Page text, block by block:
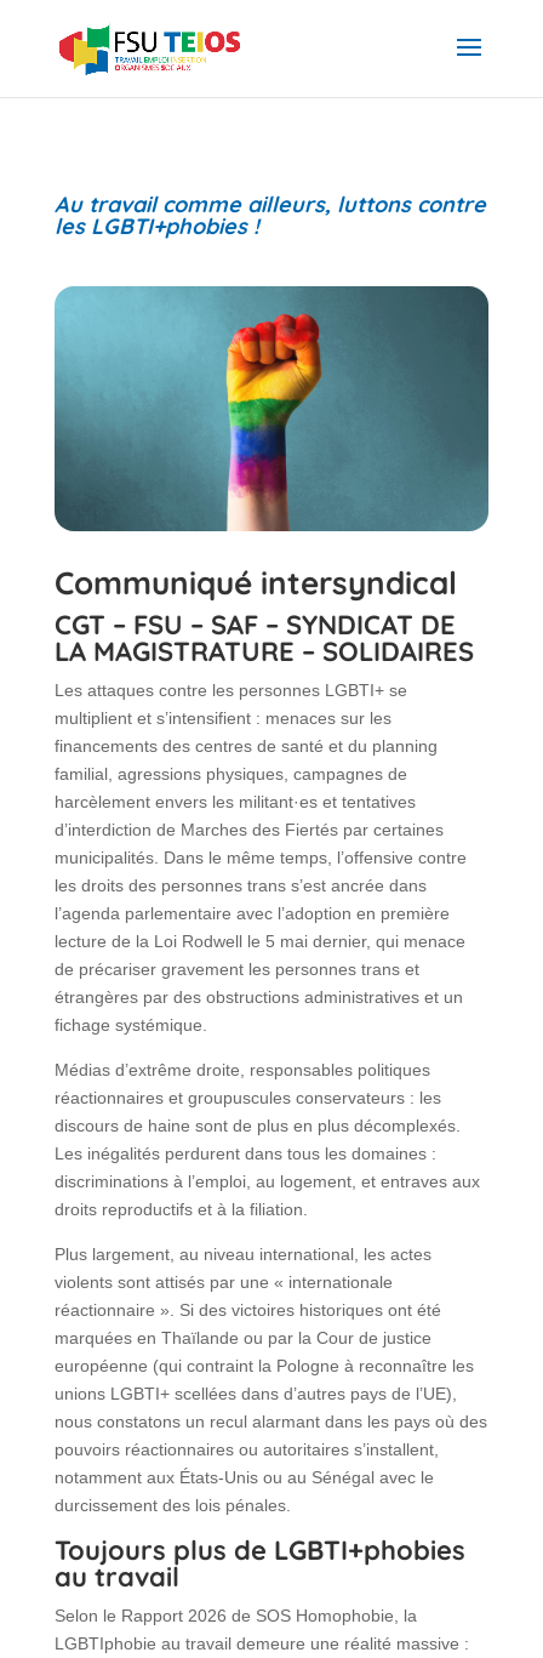
Au travail comme ailleurs, luttons contre
les LGBTI+phobies !
Communiqué intersyndical
CGT – FSU – SAF – SYNDICAT DE
LA MAGISTRATURE – SOLIDAIRES
Les attaques contre les personnes LGBTI+ se
multiplient et s’intensifient : menaces sur les
financements des centres de santé et du planning
familial, agressions physiques, campagnes de
harcèlement envers les militant·es et tentatives
d’interdiction de Marches des Fiertés par certaines
municipalités. Dans le même temps, l’offensive contre
les droits des personnes trans s’est ancrée dans
l’agenda parlementaire avec l’adoption en première
lecture de la Loi Rodwell le 5 mai dernier, qui menace
de précariser gravement les personnes trans et
étrangères par des obstructions administratives et un
fichage systémique.
Médias d’extrême droite, responsables politiques
réactionnaires et groupuscules conservateurs : les
discours de haine sont de plus en plus décomplexés.
Les inégalités perdurent dans tous les domaines :
discriminations à l’emploi, au logement, et entraves aux
droits reproductifs et à la filiation.
Plus largement, au niveau international, les actes
violents sont attisés par une « internationale
réactionnaire ». Si des victoires historiques ont été
marquées en Thaïlande ou par la Cour de justice
européenne (qui contraint la Pologne à reconnaître les
unions LGBTI+ scellées dans d’autres pays de l’UE),
nous constatons un recul alarmant dans les pays où des
pouvoirs réactionnaires ou autoritaires s’installent,
notamment aux États-Unis ou au Sénégal avec le
durcissement des lois pénales.
Toujours plus de LGBTI+phobies
au travail
Selon le Rapport 2026 de SOS Homophobie, la
LGBTIphobie au travail demeure une réalité massive :